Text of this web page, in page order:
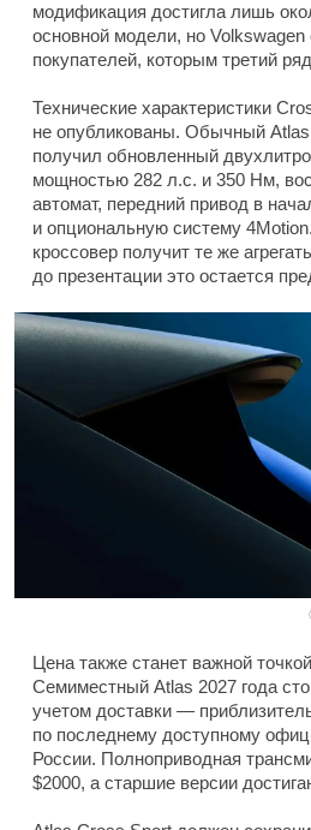
модификация достигла лишь
основной модели, но Volkswagen
покупателей, которым третий
Технические характеристики
не опубликованы. Обычный Atlas
получил обновленный
мощностью 282 л.с. и 350 Нм,
автомат, передний привод в
и опциональную систему
кроссовер получит те же
до презентации это остается
Цена также станет важной
Семиместный Atlas 2027 года
учетом доставки —
по последнему доступному
России. Полноприводная
$2000, а старшие версии